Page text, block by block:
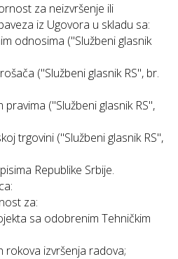
za neizvršenje ili
iz Ugovora u skladu sa:
odnosima ("Službeni glasnik
("Službeni glasnik RS", br.
("Službeni glasnik RS",
trgovini ("Službeni glasnik RS",
Republike Srbije.
za:
sa odobrenim Tehničkim
rokova izvršenja radova;